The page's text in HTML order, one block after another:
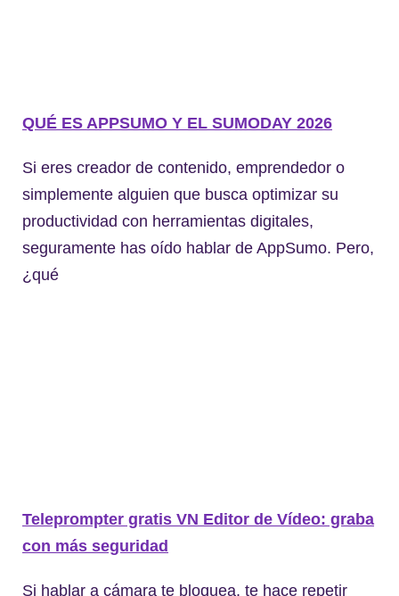
QUÉ ES APPSUMO Y EL SUMODAY 2026
Si eres creador de contenido, emprendedor o
simplemente alguien que busca optimizar su
productividad con herramientas digitales,
seguramente has oído hablar de AppSumo. Pero,
¿qué
Teleprompter gratis VN Editor de Vídeo: graba
con más seguridad
Si hablar a cámara te bloquea, te hace repetir